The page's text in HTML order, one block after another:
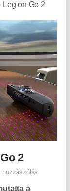
Legion Go 2
2
hozzászólás
a